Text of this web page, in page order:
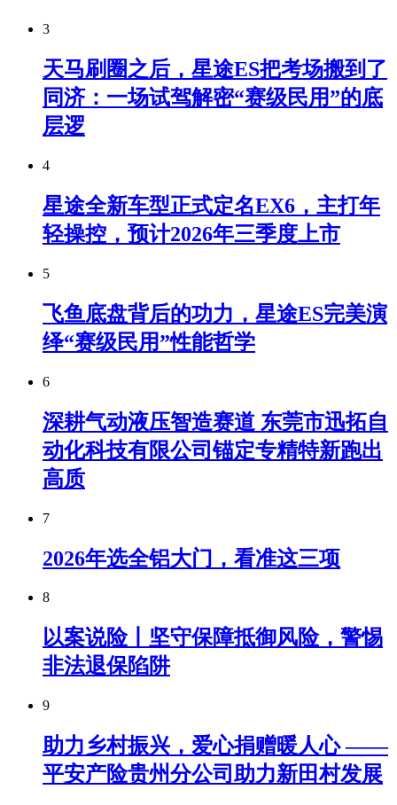
3
天马刷圈之后，星途ES把考场搬到了
同济：一场试驾解密“赛级民用”的底
层逻
4
星途全新车型正式定名EX6，主打年
轻操控，预计2026年三季度上市
5
飞鱼底盘背后的功力，星途ES完美演
绎“赛级民用”性能哲学
6
深耕气动液压智造赛道 东莞市迅拓自
动化科技有限公司锚定专精特新跑出
高质
7
2026年选全铝大门，看准这三项
8
以案说险丨坚守保障抵御风险，警惕
非法退保陷阱
9
助力乡村振兴，爱心捐赠暖人心 ——
平安产险贵州分公司助力新田村发展